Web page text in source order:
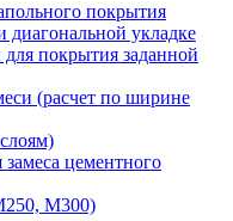
покрытия
диагональной укладке
покрытия заданной
(расчет по ширине
цементного
М300)